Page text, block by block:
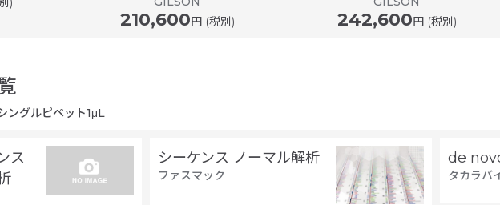
210,600円 (税別) 242,600円 (税別)
グルピペット1μL
ス
シーケンス ノーマル解析
ファスマック
de
タカラバ